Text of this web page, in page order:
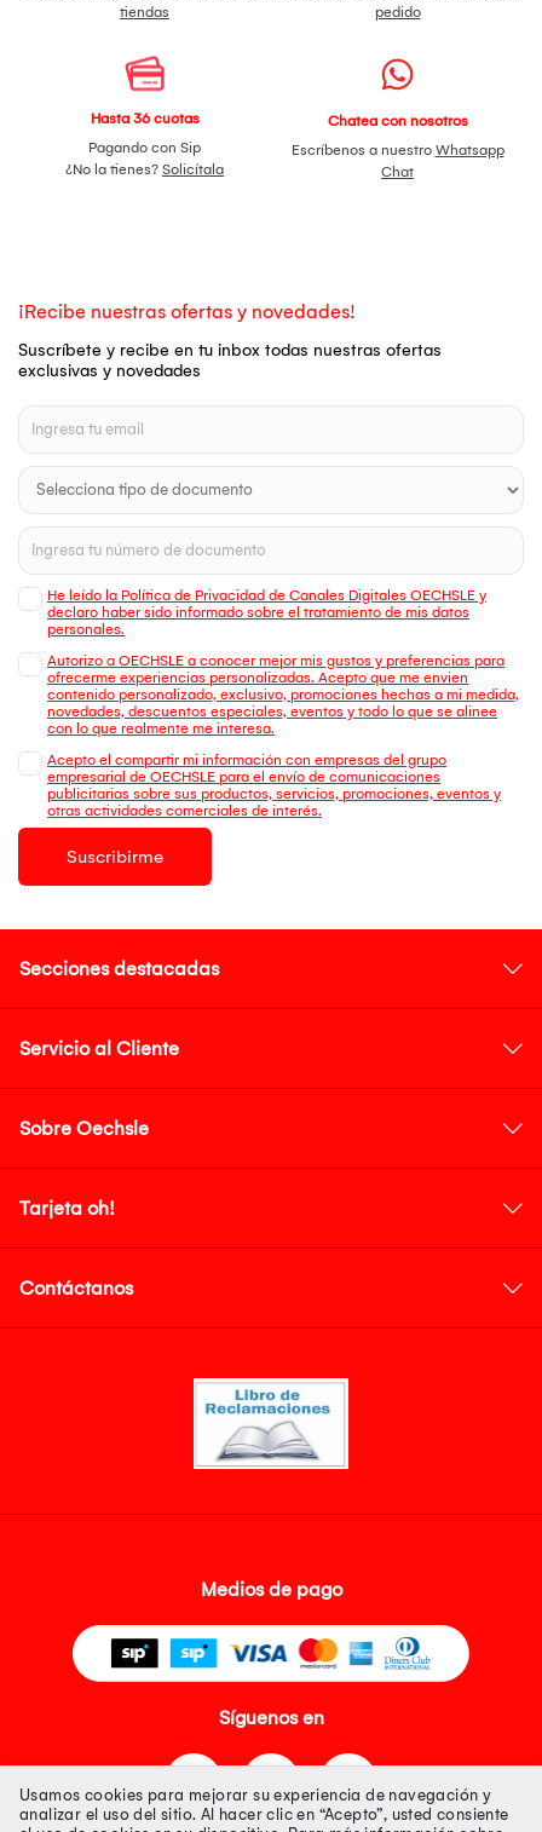
tiendas
pedido
Hasta 36 cuotas
Pagando con Sip
¿No la tienes? Solicítala
Chatea con nosotros
Escríbenos a nuestro Whatsapp
Chat
¡Recibe nuestras ofertas y novedades!
Suscríbete y recibe en tu inbox todas nuestras ofertas
exclusivas y novedades
He leído la Política de Privacidad de Canales Digitales OECHSLE y
declaro haber sido informado sobre el tratamiento de mis datos
personales.
Autorizo a OECHSLE a conocer mejor mis gustos y preferencias para
ofrecerme experiencias personalizadas. Acepto que me envien
contenido personalizado, exclusivo, promociones hechas a mi medida,
novedades, descuentos especiales, eventos y todo lo que se alinee
con lo que realmente me interesa.
Acepto el compartir mi información con empresas del grupo
empresarial de OECHSLE para el envío de comunicaciones
publicitarias sobre sus productos, servicios, promociones, eventos y
otras actividades comerciales de interés.
Suscribirme
Secciones destacadas
Servicio al Cliente
Sobre Oechsle
Tarjeta oh!
Contáctanos
Medios de pago
Síguenos en
Usamos cookies para mejorar su experiencia de navegación y
analizar el uso del sitio. Al hacer clic en “Acepto”, usted consiente